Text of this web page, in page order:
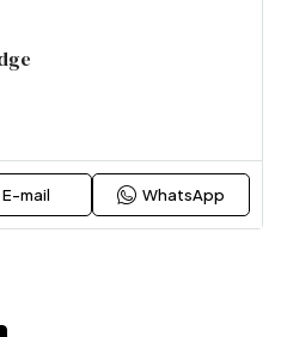
E-mail WhatsApp